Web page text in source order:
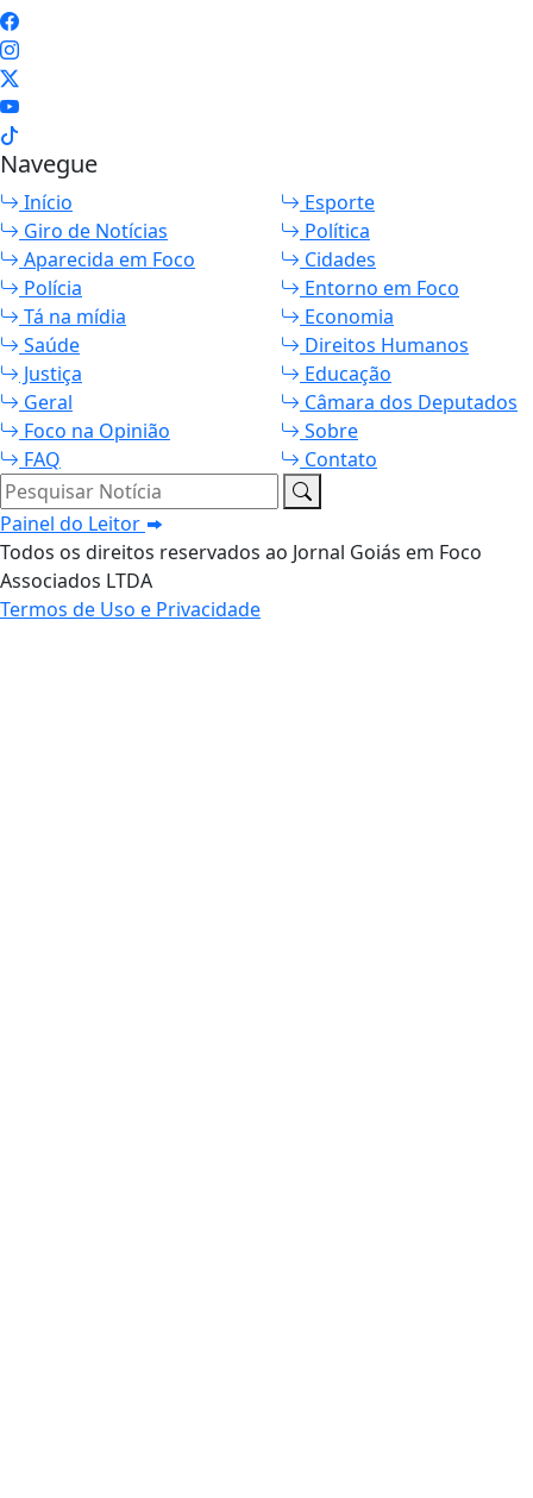
Navegue
Início
Esporte
Giro de Notícias
Política
Aparecida em Foco
Cidades
Polícia
Entorno em Foco
Tá na mídia
Economia
Saúde
Direitos Humanos
Justiça
Educação
Geral
Câmara dos Deputados
Foco na Opinião
Sobre
FAQ
Contato
Pesquisar Notícia
Painel do Leitor
Todos os direitos reservados ao Jornal Goiás em Foco
Associados LTDA
Termos de Uso e Privacidade